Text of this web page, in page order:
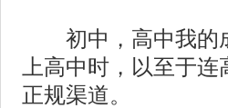
初中，高中我的成
上高中时，以至于
正规渠道。